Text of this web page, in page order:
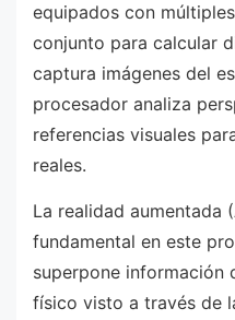
equipados con
conjunto para calcular
captura imágenes del
procesador analiza
referencias visuales
reales.
La realidad aumentada
fundamental en este
superpone información
físico visto a través de